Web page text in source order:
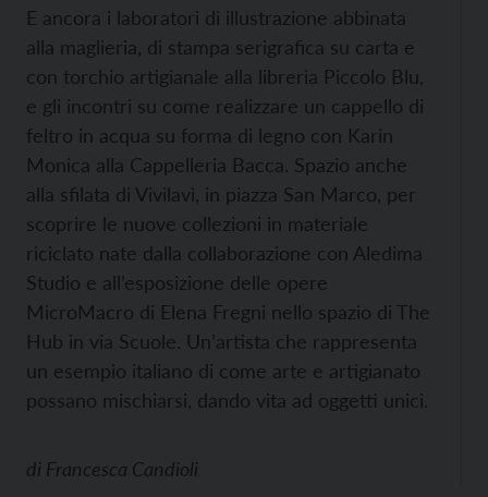
E ancora i laboratori di illustrazione abbinata
alla maglieria, di stampa serigrafica su carta e
con torchio artigianale alla libreria Piccolo Blu,
e gli incontri su come realizzare un cappello di
feltro in acqua su forma di legno con Karin
Monica alla Cappelleria Bacca. Spazio anche
alla sfilata di Vivilavì, in piazza San Marco, per
scoprire le nuove collezioni in materiale
riciclato nate dalla collaborazione con Aledima
Studio e all’esposizione delle opere
MicroMacro di Elena Fregni nello spazio di The
Hub in via Scuole. Un’artista che rappresenta
un esempio italiano di come arte e artigianato
possano mischiarsi, dando vita ad oggetti unici.
di Francesca Candioli